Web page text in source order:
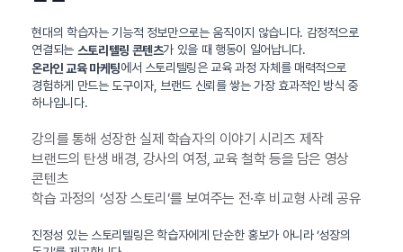
현대의 학습자는 기능적 정보만으로는 움직이지 않습니다. 감정적으로
연결되는 스토리텔링 콘텐츠가 있을 때 행동이 일어납니다.
온라인 교육 마케팅에서 스토리텔링은 교육 과정 자체를 매력적으로
경험하게 만드는 도구이자, 브랜드 신뢰를 쌓는 가장 효과적인 방식 중
하나입니다.
강의를 통해 성장한 실제 학습자의 이야기 시리즈 제작
브랜드의 탄생 배경, 강사의 여정, 교육 철학 등을 담은 영상
콘텐츠
학습 과정의 ‘성장 스토리’를 보여주는 전·후 비교형 사례 공유
진정성 있는 스토리텔링은 학습자에게 단순한 홍보가 아니라 ‘성장의